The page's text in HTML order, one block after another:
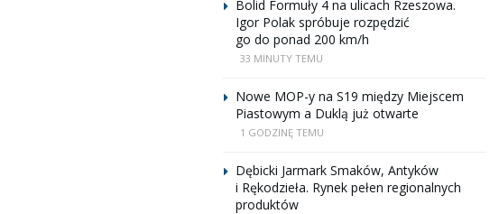
Bolid Formuły 4 na ulicach Rzeszowa.
Igor Polak spróbuje rozpędzić
go do ponad 200 km/h
33 MINUTY TEMU
Nowe MOP-y na S19 między Miejscem
Piastowym a Duklą już otwarte
1 GODZINĘ TEMU
Dębicki Jarmark Smaków, Antyków
i Rękodzieła. Rynek pełen regionalnych
produktów